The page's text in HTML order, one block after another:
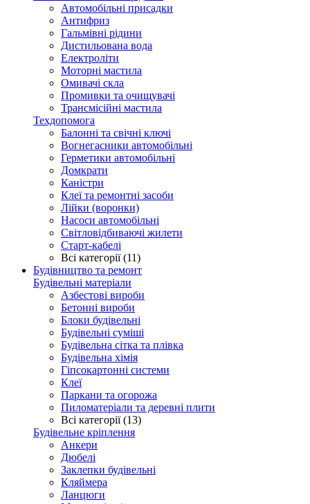
Автомобільні присадки
Антифриз
Гальмівні рідини
Дистильована вода
Електроліти
Моторні мастила
Омивачі скла
Промивки та очищувачі
Трансмісійні мастила
Техдопомога
Балонні та свічні ключі
Вогнегасники автомобільні
Герметики автомобільні
Домкрати
Каністри
Клеї та ремонтні засоби
Лійки (воронки)
Насоси автомобільні
Світловідбиваючі жилети
Старт-кабелі
Всі категорії (11)
Будівництво та ремонт
Будівельні матеріали
Азбестові вироби
Бетонні вироби
Блоки будівельні
Будівельні суміші
Будівельна сітка та плівка
Будівельна хімія
Гіпсокартонні системи
Клеї
Паркани та огорожа
Пиломатеріали та деревні плити
Всі категорії (13)
Будівельне кріплення
Анкери
Дюбелі
Заклепки будівельні
Кляймера
Ланцюги